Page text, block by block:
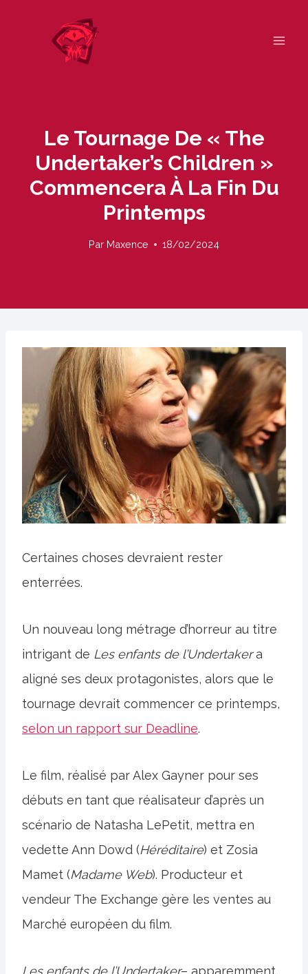
Le Tournage De « The
Undertaker’s Children »
Commencera À La Fin Du
Printemps
Par Maxence 18/02/2024
Certaines choses devraient rester
enterrées.
Un nouveau long métrage d’horreur au titre
intrigant de Les enfants de l’Undertakera
aligné ses deux protagonistes, alors que le
tournage devrait commencer ce printemps,
selon un rapport sur Deadline.
Le film, réalisé par Alex Gayner pour ses
débuts en tant que réalisateur d’après un
scénario de Natasha LePetit, mettra en
vedette Ann Dowd (Héréditaire) et Zosia
Mamet (Madame Web). Producteur et
vendeur The Exchange gère les ventes au
Marché européen du film.
Les enfants de l’Undertaker– apparemment